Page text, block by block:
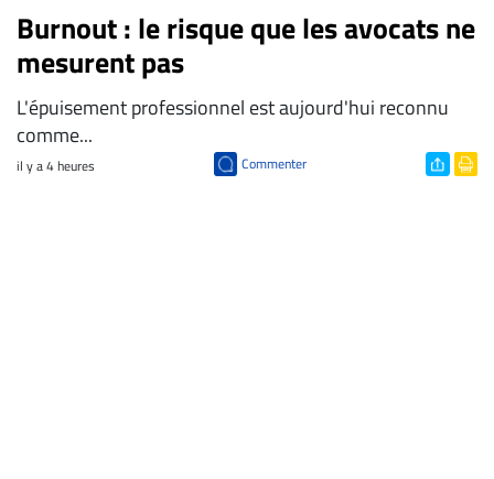
Burnout : le risque que les avocats ne
mesurent pas
L'épuisement professionnel est aujourd'hui reconnu
comme...
il y a 4 heures Commenter